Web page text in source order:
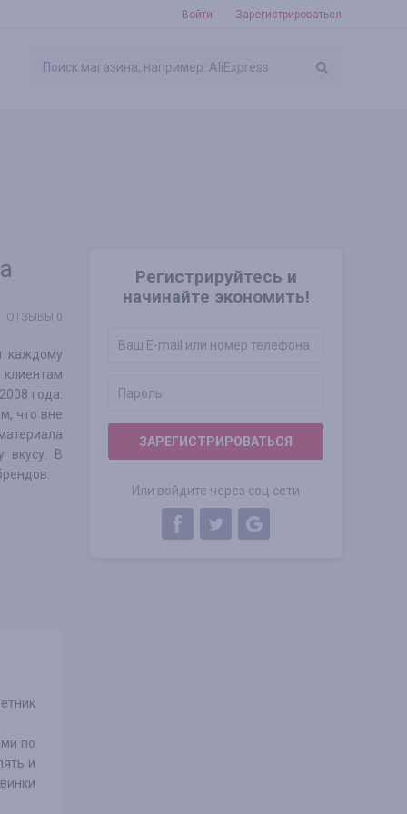
Войти Зарегистрироваться
Регистрируйтесь и
начинайте экономить!
ЗАРЕГИСТРИРОВАТЬСЯ
Или войдите через соц сети
ОТЗЫВЫ 0
каждому
года.
что вне
вкусу. В
по
и